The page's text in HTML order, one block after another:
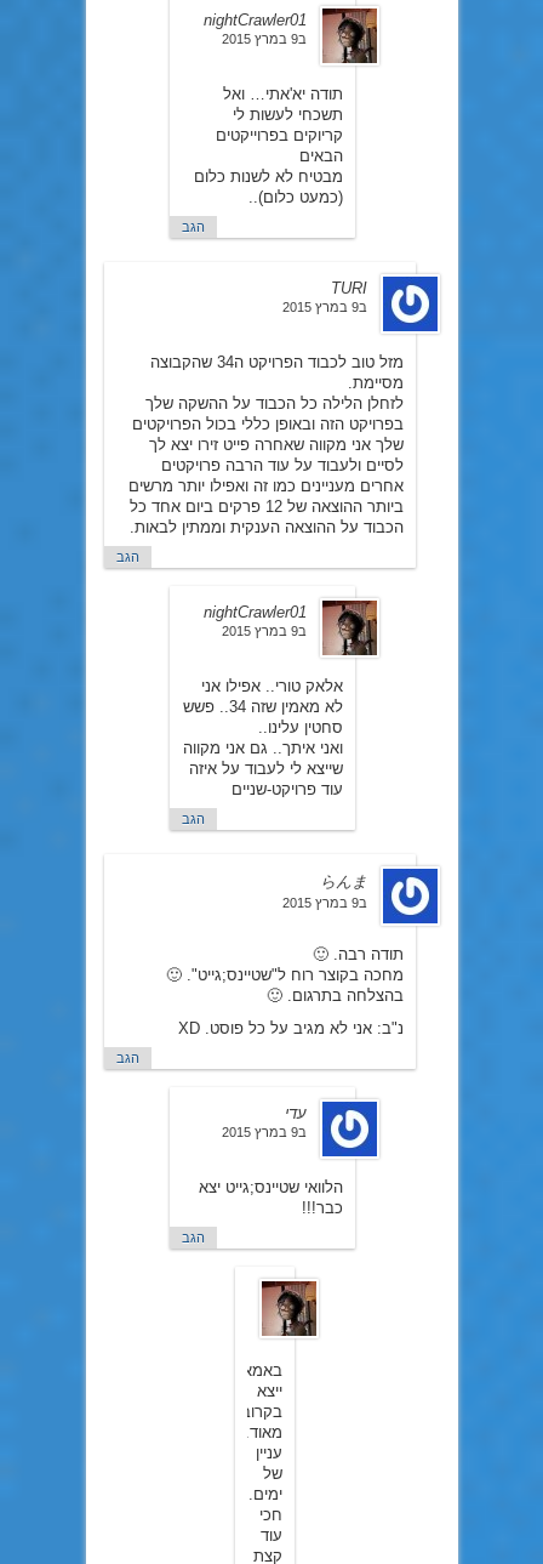
nightCrawler01
ב9 במרץ 2015
תודה יא'אתי… ואל
תשכחי לעשות לי
קריוקים בפרוייקטים
הבאים
מבטיח לא לשנות כלום
(כמעט כלום)..
הגב
TURI
ב9 במרץ 2015
מזל טוב לכבוד הפרויקט ה34 שהקבוצה
מסיימת.
לזחלן הלילה כל הכבוד על ההשקה שלך
בפרויקט הזה ובאופן כללי בכול הפרויקטים
שלך אני מקווה שאחרה פייט זירו יצא לך
לסיים ולעבוד על עוד הרבה פרויקטים
אחרים מעניינים כמו זה ואפילו יותר מרשים
ביותר ההוצאה של 12 פרקים ביום אחד כל
הכבוד על ההוצאה הענקית וממתין לבאות.
הגב
nightCrawler01
ב9 במרץ 2015
אלאק טורי.. אפילו אני
לא מאמין שזה 34.. פשש
סחטין עלינו..
ואני איתך.. גם אני מקווה
שייצא לי לעבוד על איזה
עוד פרויקט-שניים
הגב
らんま
ב9 במרץ 2015
תודה רבה. 🙂
מחכה בקוצר רוח ל"שטיינס;גייט". 🙂
בהצלחה בתרגום. 🙂
נ"ב: אני לא מגיב על כל פוסט. XD
הגב
עדי
ב9 במרץ 2015
הלוואי שטיינס;גייט יצא
כבר!!!
הגב
באמא
ייצא
בקרוב
מאוד..
עניין
של
ימים..
חכי
עוד
קצת